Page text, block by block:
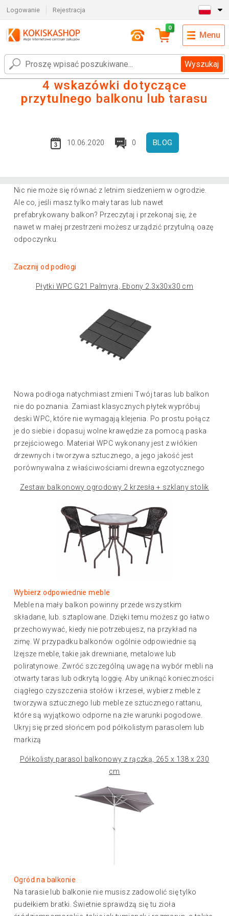
Logowanie Rejestracja
Wyszukaj
0
Menu
4 wskazówki dotyczące
przytulnego balkonu lub tarasu
10.06.2020 0 BLOG
Nic nie może się równać z letnim siedzeniem w ogrodzie.
Ale co, jeśli masz tylko mały taras lub nawet
prefabrykowany balkon? Przeczytaj i przekonaj się, że
nawet w małej przestrzeni możesz urządzić przytulną oazę
odpoczynku.
Zacznij od podłogi
Płytki WPC G21 Palmyra, Ebony 2.3x30x30 cm
Nowa podłoga natychmiast zmieni Twój taras lub balkon
nie do poznania. Zamiast klasycznych płytek wypróbuj
deski WPC, które nie wymagają klejenia. Po prostu połącz
je do siebie i dopasuj wolne krawędzie za pomocą paska
przejściowego. Materiał WPC wykonany jest z włókien
drzewnych i tworzywa sztucznego, a jego jakość jest
porównywalna z właściwościami drewna egzotycznego
Zestaw balkonowy ogrodowy 2 krzesła + szklany stolik
Wybierz odpowiednie meble
Meble na mały balkon powinny przede wszystkim
składane, lub. sztaplowane. Dzięki temu możesz go łatwo
przechowywać, kiedy nie potrzebujesz, na przykład na
zimę. W przypadku balkonów ogólnie odpowiednie są
lżejsze meble, takie jak drewniane, metalowe lub
poliratynowe. Zwróć szczególną uwagę na wybór mebli na
otwarty taras lub odkrytą loggię. Aby uniknąć konieczności
ciągłego czyszczenia stołów i krzeseł, wybierz meble z
tworzywa sztucznego lub meble ze sztucznego rattanu,
które są wyjątkowo odporne na złe warunki pogodowe.
Ukryj się przed słońcem pod półkolistym parasolem lub
markizą
Półkolisty parasol balkonowy z rączką, 265 x 138 x 230
cm
Ogród na balkonie
Na tarasie lub balkonie nie musisz zadowolić się tylko
pudełkiem bratki. Świetnie sprawdzą się tu zioła